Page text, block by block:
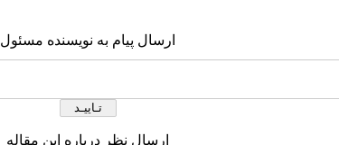
ارسال پیام به نویسنده مسئول
ارسال نظر درباره این مقاله